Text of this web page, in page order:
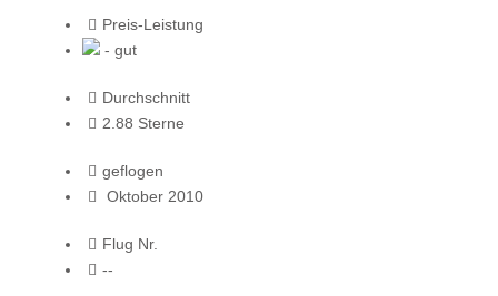
Preis-Leistung
- gut
Durchschnitt
2.88 Sterne
geflogen
Oktober 2010
Flug Nr.
--